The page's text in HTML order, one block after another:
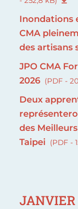
Inondations
CMA
des artisans
JPO CMA
2026 (PDF -
Deux
des
Taipei (PDF -
JANVIER